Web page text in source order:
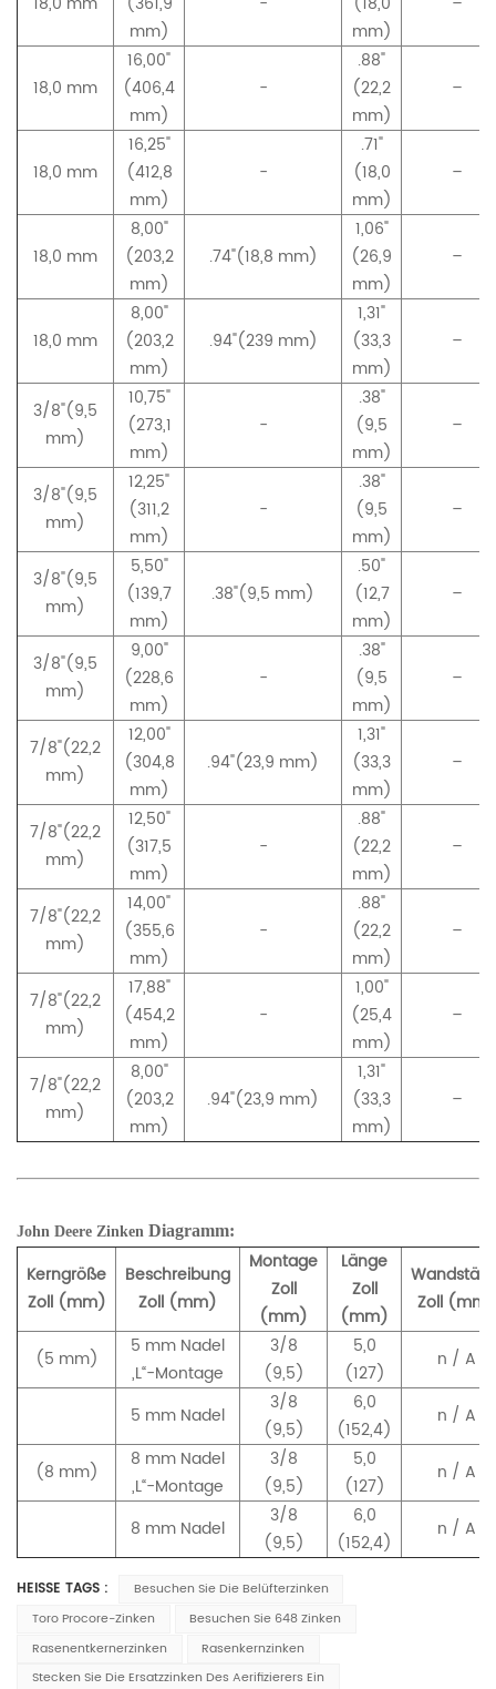
mm)
mm)
18,0 mm
16,00"
(406,4
mm)
-
.88"
(22,2
mm)
–
18,0 mm
16,25"
(412,8
mm)
-
.71"
(18,0
mm)
–
18,0 mm
8,00"
(203,2
mm)
.74"(18,8 mm)
1,06"
(26,9
mm)
–
18,0 mm
8,00"
(203,2
mm)
.94"(239 mm)
1,31"
(33,3
mm)
–
3/8"(9,5
mm)
10,75"
(273,1
mm)
-
.38"
(9,5
mm)
–
3/8"(9,5
mm)
12,25"
(311,2
mm)
-
.38"
(9,5
mm)
–
3/8"(9,5
mm)
5,50"
(139,7
mm)
.38"(9,5 mm)
.50"
(12,7
mm)
–
3/8"(9,5
mm)
9,00"
(228,6
mm)
-
.38"
(9,5
mm)
–
7/8"(22,2
mm)
12,00"
(304,8
mm)
.94"(23,9 mm)
1,31"
(33,3
mm)
–
7/8"(22,2
mm)
12,50"
(317,5
mm)
-
.88"
(22,2
mm)
–
7/8"(22,2
mm)
14,00"
(355,6
mm)
-
.88"
(22,2
mm)
–
7/8"(22,2
mm)
17,88"
(454,2
mm)
-
1,00"
(25,4
mm)
–
7/8"(22,2
mm)
8,00"
(203,2
mm)
.94"(23,9 mm)
1,31"
(33,3
mm)
–
John Deere Zinken Diagramm:
Kerngröße
Zoll (mm)
Beschreibung
Zoll (mm)
Montage
Zoll
(mm)
Länge
Zoll
(mm)
Zoll (mm)
(5 mm)
5 mm Nadel
„L“-Montage
3/8
(9,5)
5,0
(127)
n / A
5 mm Nadel
3/8
(9,5)
6,0
(152,4)
n / A
(8 mm)
8 mm Nadel
„L“-Montage
3/8
(9,5)
5,0
(127)
n / A
8 mm Nadel
3/8
(9,5)
6,0
(152,4)
n / A
HEISSE TAGS :
Besuchen Sie Die Belüfterzinken
Toro Procore-Zinken
Besuchen Sie 648 Zinken
Rasenentkernerzinken
Rasenkernzinken
Stecken Sie Die Ersatzzinken Des Aerifizierers Ein